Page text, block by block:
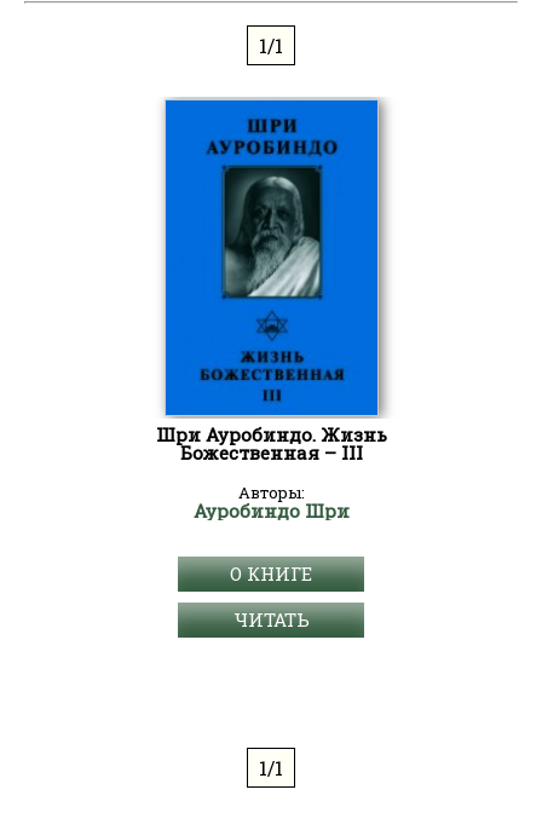
1/1
Шри Ауробиндо. Жизнь
Божественная – III
Авторы:
Ауробиндо Шри
О КНИГЕ
ЧИТАТЬ
1/1